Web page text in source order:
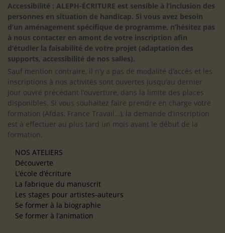
Accessibilité : ALEPH-ÉCRITURE est sensible à l’inclusion des
personnes en situation de handicap. Si vous avez besoin
d’un aménagement spécifique de programme, n’hésitez pas
à nous contacter en amont de votre inscription afin
d’étudier la faisabilité de votre projet (adaptation des
supports, accessibilité de nos salles).
Sauf mention contraire, il n’y a pas de modalité d’accès et les
inscriptions à nos activités sont ouvertes jusqu’au dernier
jour ouvré précédant l’ouverture, dans la limite des places
disponibles. Si vous souhaitez faire prendre en charge votre
formation (Afdas, France Travail…), la demande d’inscription
est à effectuer au plus tard un mois avant le début de la
formation.
NOS ATELIERS
Découverte
L’école d’écriture
La fabrique du manuscrit
Les stages pour artistes-auteurs
Se former à la biographie
Se former à l’animation